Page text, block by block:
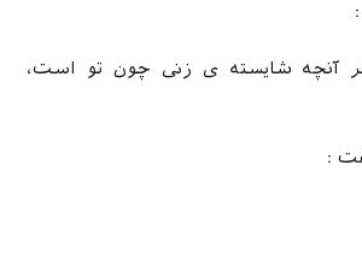
آنچه شایسته ی زنی چون تو است،
: